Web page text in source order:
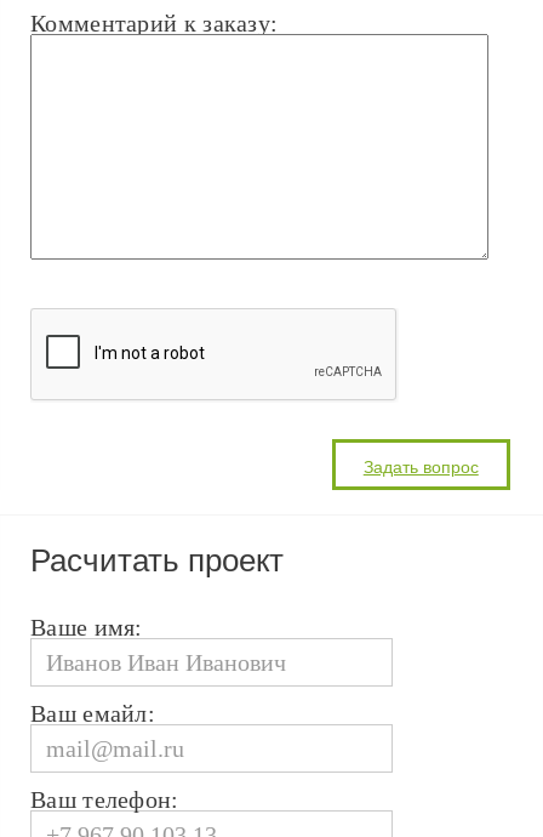
Комментарий к заказу:
Расчитать проект
Ваше имя:
Ваш емайл:
Ваш телефон: